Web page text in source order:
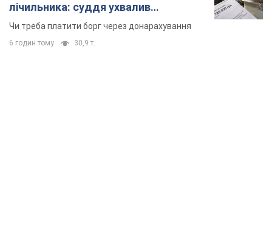
лічильника: суддя ухвалив
неочікуване рішення
Чи треба платити борг через донарахування
6 годин тому 30,9 т.